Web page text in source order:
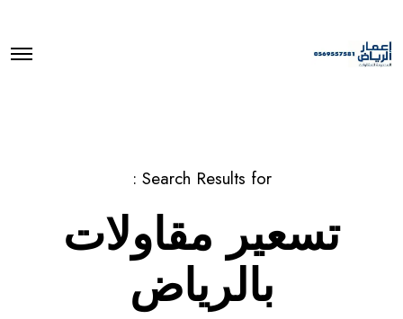
O
Search Results for :
تسعير مقاولات
بالرياض